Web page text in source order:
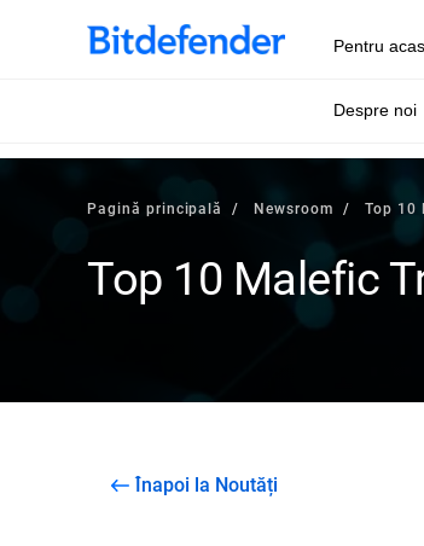
Pentru
Despre noi
Pagină principală Newsroom Top 10
Top 10 Malefic
Înapoi la Noutăți